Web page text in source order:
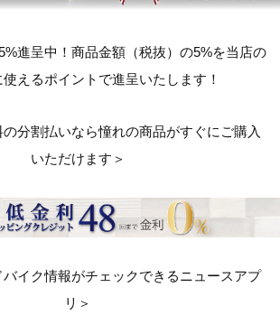
進呈中！商品金額（税抜）の5%を当店の
えるポイントで進呈いたします！
の分割払いなら憧れの商品がすぐにご購入
いただけます＞
バイク情報がチェックできるニュースアプ
リ＞